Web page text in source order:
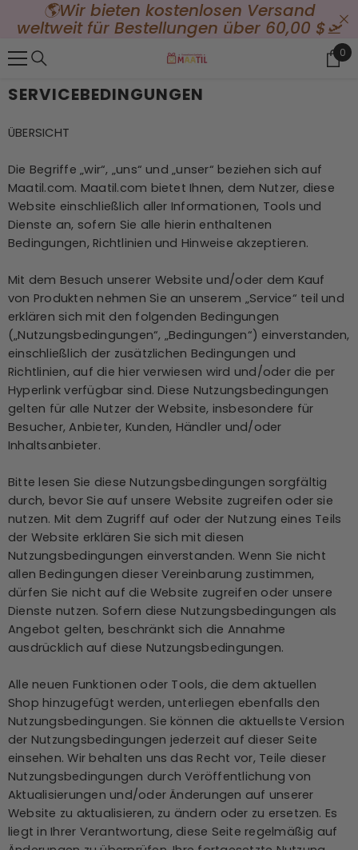
{{ "ACCESSIBILITY.SKIP_TO_TEXT" | T }}
$🛫
Streng nach Bestellangaben
100% Zufriedenheitsgarantie -
00
SERVICEBEDINGUNGEN
ÜBERSICHT
Die Begriffe „wir“, „uns“ und „unser“ beziehen sich auf
Maatil.com. Maatil.com bietet Ihnen, dem Nutzer, diese
Website einschließlich aller Informationen, Tools und
Dienste an, sofern Sie alle hierin enthaltenen
Bedingungen, Richtlinien und Hinweise akzeptieren.
Mit dem Besuch unserer Website und/oder dem Kauf
von Produkten nehmen Sie an unserem „Service“ teil und
erklären sich mit den folgenden Bedingungen
(„Nutzungsbedingungen“, „Bedingungen“) einverstanden,
einschließlich der zusätzlichen Bedingungen und
Richtlinien, auf die hier verwiesen wird und/oder die per
Hyperlink verfügbar sind. Diese Nutzungsbedingungen
gelten für alle Nutzer der Website, insbesondere für
Besucher, Anbieter, Kunden, Händler und/oder
Inhaltsanbieter.
Bitte lesen Sie diese Nutzungsbedingungen sorgfältig
durch, bevor Sie auf unsere Website zugreifen oder sie
nutzen. Mit dem Zugriff auf oder der Nutzung eines Teils
der Website erklären Sie sich mit diesen
Nutzungsbedingungen einverstanden. Wenn Sie nicht
allen Bedingungen dieser Vereinbarung zustimmen,
dürfen Sie nicht auf die Website zugreifen oder unsere
Dienste nutzen. Sofern diese Nutzungsbedingungen als
Angebot gelten, beschränkt sich die Annahme
ausdrücklich auf diese Nutzungsbedingungen.
Alle neuen Funktionen oder Tools, die dem aktuellen
Shop hinzugefügt werden, unterliegen ebenfalls den
Nutzungsbedingungen. Sie können die aktuellste Version
der Nutzungsbedingungen jederzeit auf dieser Seite
einsehen. Wir behalten uns das Recht vor, Teile dieser
Nutzungsbedingungen durch Veröffentlichung von
Aktualisierungen und/oder Änderungen auf unserer
Website zu aktualisieren, zu ändern oder zu ersetzen. Es
liegt in Ihrer Verantwortung, diese Seite regelmäßig auf